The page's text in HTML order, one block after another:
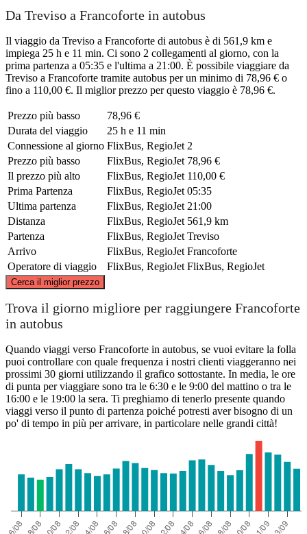
Da Treviso a Francoforte in autobus
Il viaggio da Treviso a Francoforte di autobus è di 561,9 km e
impiega 25 h e 11 min. Ci sono 2 collegamenti al giorno, con la
prima partenza a 05:35 e l'ultima a 21:00. È possibile viaggiare da
Treviso a Francoforte tramite autobus per un minimo di 78,96 € o
fino a 110,00 €. Il miglior prezzo per questo viaggio è 78,96 €.
Prezzo più basso
78,96 €
Durata del viaggio
25 h e 11 min
Connessione al giorno FlixBus, RegioJet 2
Prezzo più basso
FlixBus, RegioJet 78,96 €
Il prezzo più alto
FlixBus, RegioJet 110,00 €
Prima Partenza
FlixBus, RegioJet 05:35
Ultima partenza
FlixBus, RegioJet 21:00
Distanza
FlixBus, RegioJet 561,9 km
Partenza
FlixBus, RegioJet Treviso
Arrivo
FlixBus, RegioJet Francoforte
Operatore di viaggio
FlixBus, RegioJet FlixBus, RegioJet
Cerca il miglior prezzo
©CARTO , ©OpenStreetMapcontributors
Trova il giorno migliore per raggiungere Francoforte
in autobus
Quando viaggi verso Francoforte in autobus, se vuoi evitare la folla
puoi controllare con quale frequenza i nostri clienti viaggeranno nei
prossimi 30 giorni utilizzando il grafico sottostante. In media, le ore
di punta per viaggiare sono tra le 6:30 e le 9:00 del mattino o tra le
16:00 e le 19:00 la sera. Ti preghiamo di tenerlo presente quando
viaggi verso il punto di partenza poiché potresti aver bisogno di un
po' di tempo in più per arrivare, in particolare nelle grandi città!